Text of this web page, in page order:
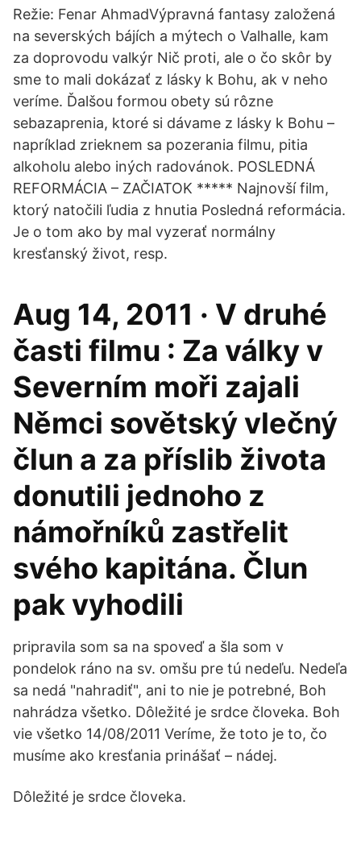
Režie: Fenar AhmadVýpravná fantasy založená
na severských bájích a mýtech o Valhalle, kam
za doprovodu valkýr Nič proti, ale o čo skôr by
sme to mali dokázať z lásky k Bohu, ak v neho
veríme. Ďalšou formou obety sú rôzne
sebazaprenia, ktoré si dávame z lásky k Bohu –
napríklad zrieknem sa pozerania filmu, pitia
alkoholu alebo iných radovánok. POSLEDNÁ
REFORMÁCIA – ZAČIATOK ***** Najnovší film,
ktorý natočili ľudia z hnutia Posledná reformácia.
Je o tom ako by mal vyzerať normálny
kresťanský život, resp.
Aug 14, 2011 · V druhé
časti filmu : Za války v
Severním moři zajali
Němci sovětský vlečný
člun a za příslib života
donutili jednoho z
námořníků zastřelit
svého kapitána. Člun
pak vyhodili
pripravila som sa na spoveď a šla som v
pondelok ráno na sv. omšu pre tú nedeľu. Nedeľa
sa nedá "nahradiť", ani to nie je potrebné, Boh
nahrádza všetko. Dôležité je srdce človeka. Boh
vie všetko 14/08/2011 Veríme, že toto je to, čo
musíme ako kresťania prinášať – nádej.
Dôležité je srdce človeka.